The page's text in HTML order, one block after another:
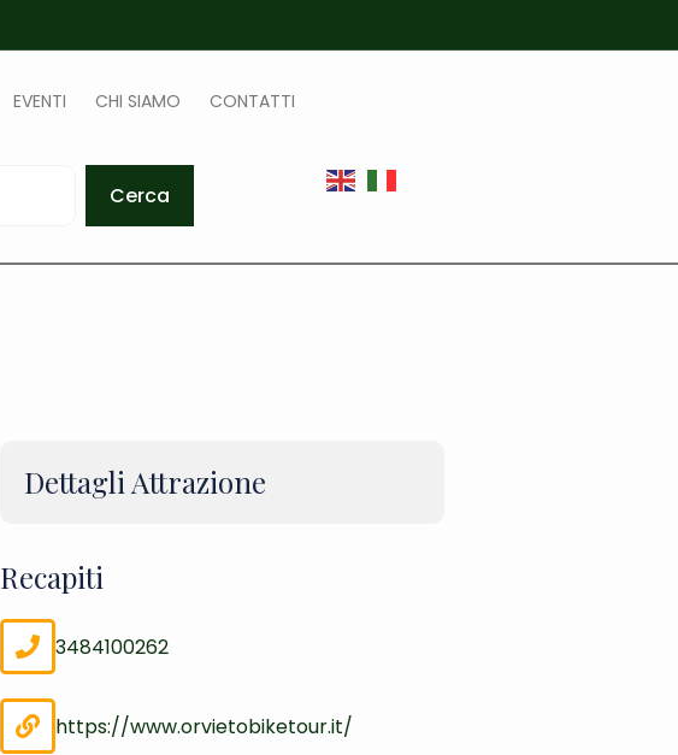
EVENTI CHI SIAMO CONTATTI
Cerca
Dettagli Attrazione
Recapiti
3484100262
https://www.orvietobiketour.it/